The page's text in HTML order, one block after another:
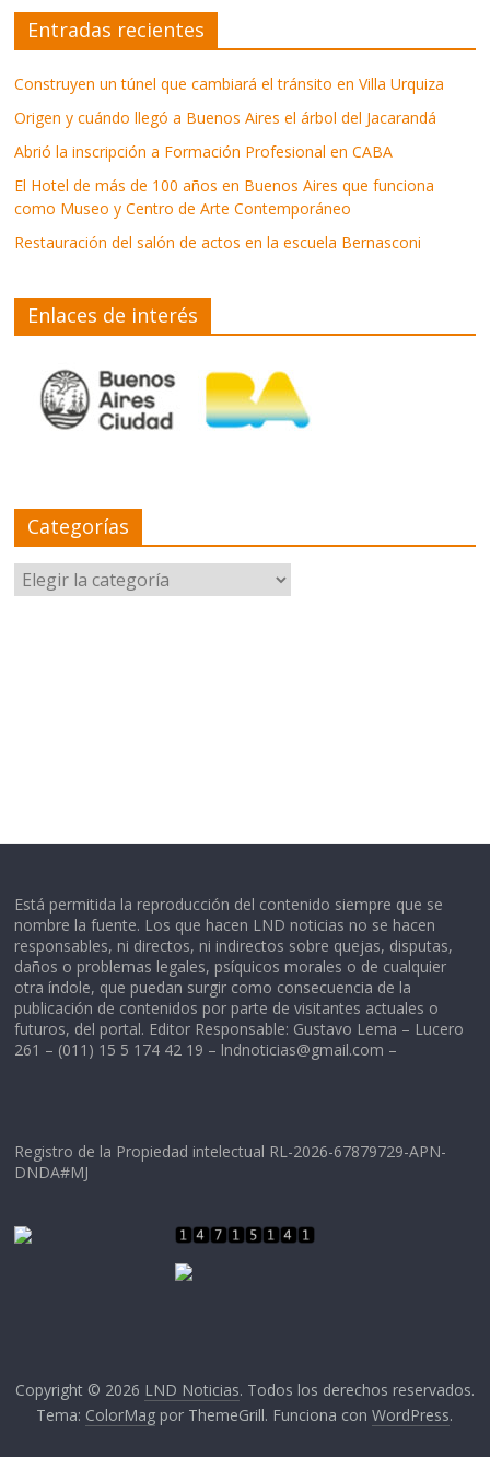
Entradas recientes
Construyen un túnel que cambiará el tránsito en Villa Urquiza
Origen y cuándo llegó a Buenos Aires el árbol del Jacarandá
Abrió la inscripción a Formación Profesional en CABA
El Hotel de más de 100 años en Buenos Aires que funciona
como Museo y Centro de Arte Contemporáneo
Restauración del salón de actos en la escuela Bernasconi
Enlaces de interés
Categorías
Categorías
Está permitida la reproducción del contenido siempre que se
nombre la fuente. Los que hacen LND noticias no se hacen
responsables, ni directos, ni indirectos sobre quejas, disputas,
daños o problemas legales, psíquicos morales o de cualquier
otra índole, que puedan surgir como consecuencia de la
publicación de contenidos por parte de visitantes actuales o
futuros, del portal. Editor Responsable: Gustavo Lema – Lucero
261 – (011) 15 5 174 42 19 – lndnoticias@gmail.com –
Registro de la Propiedad intelectual RL-2026-67879729-APN-
DNDA#MJ
Copyright © 2026 LND Noticias. Todos los derechos reservados.
Tema: ColorMag por ThemeGrill. Funciona conWordPress.